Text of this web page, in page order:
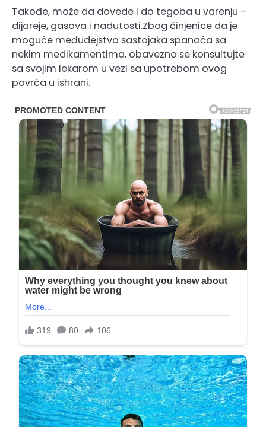
Takođe, može da dovede i do tegoba u varenju –
dijareje, gasova i nadutosti.Zbog činjenice da je
moguće međudejstvo sastojaka spanaća sa
nekim medikamentima, obavezno se konsultujte
sa svojim lekarom u vezi sa upotrebom ovog
povrća u ishrani.